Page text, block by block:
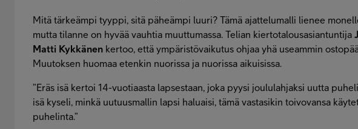
Mitä tärkeämpi tyyppi, sitä päheämpi luuri? Tämä ajattelumalli lienee
mutta tilanne on hyvää vauhtia muuttumassa. Telian kiertotalousasiantuntija
Matti Kykkänen kertoo, että ympäristövaikutus ohjaa yhä useammin
Muutoksen huomaa etenkin nuorissa ja nuorissa aikuisissa.
”Eräs isä kertoi 14-vuotiaasta lapsestaan, joka pyysi joululahjaksi uutta
isä kyseli, minkä uutuusmallin lapsi haluaisi, tämä vastasikin toivovansa
puhelinta.”